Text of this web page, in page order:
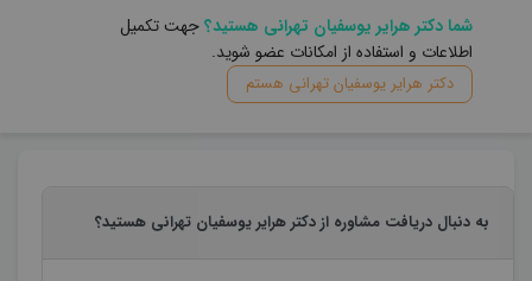
شما دکتر هرایر یوسفیان تهرانی هستید؟جهت تکمیل
اطلاعات و استفاده از امکانات عضو شوید.
دکتر هرایر یوسفیان تهرانی هستم
به دنبال دریافت مشاوره از دکتر هرایر یوسفیان تهرانی هستید؟